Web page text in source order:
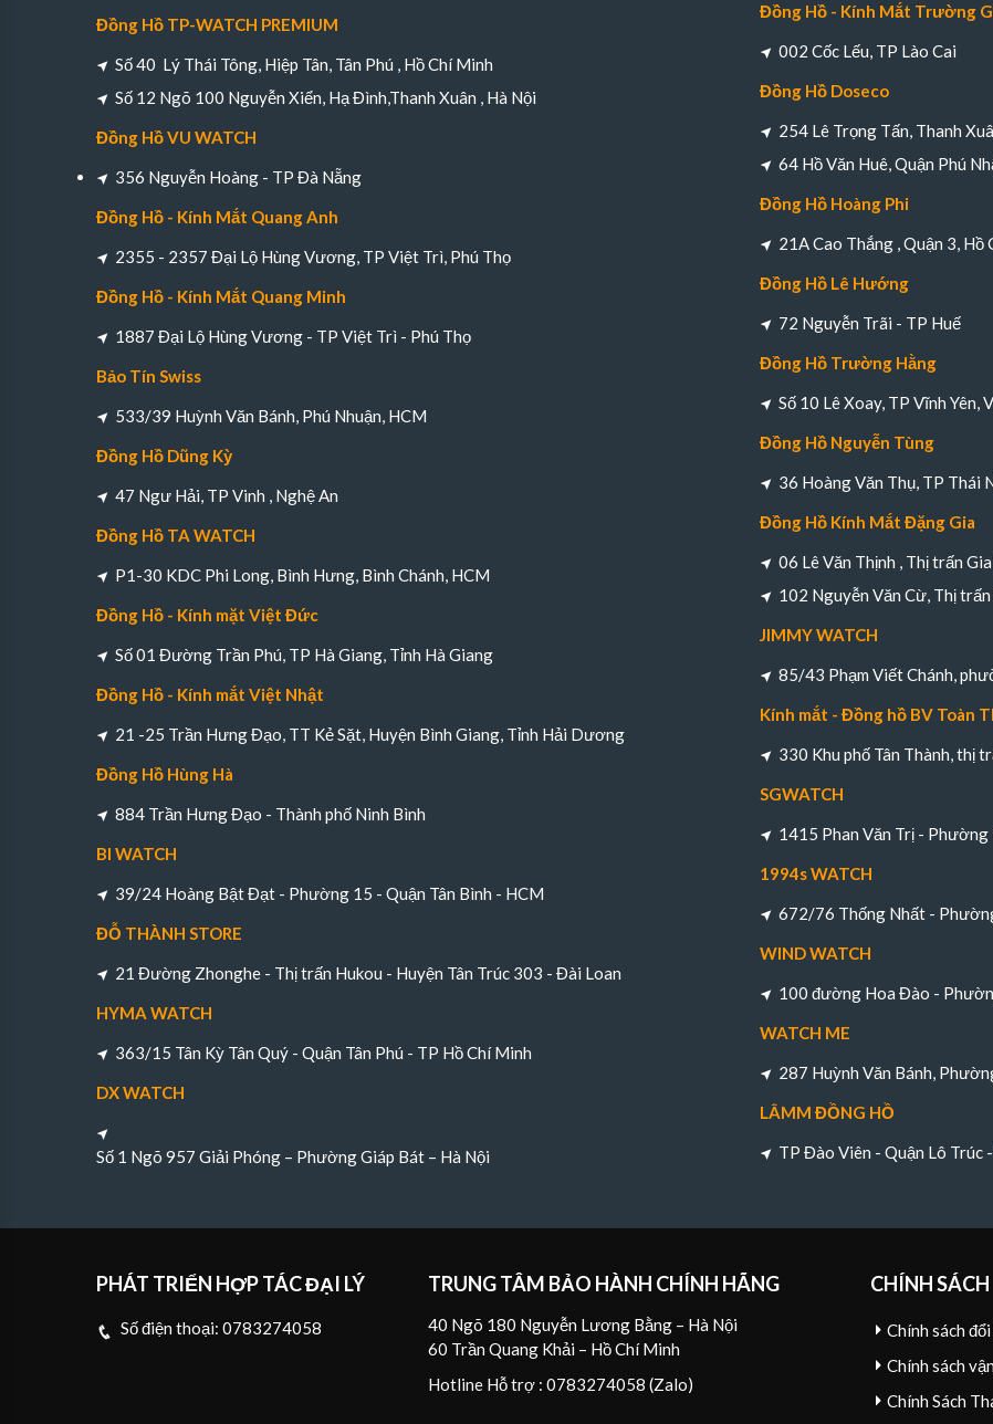
Đồng Hồ TP-WATCH PREMIUM
Số 40 Lý Thái Tông, Hiệp Tân, Tân Phú , Hồ Chí Minh
Số 12 Ngõ 100 Nguyễn Xiển, Hạ Đình,Thanh Xuân , Hà Nội
Đồng Hồ VU WATCH
356 Nguyễn Hoàng - TP Đà Nẵng
Đồng Hồ - Kính Mắt Quang Anh
2355 - 2357 Đại Lộ Hùng Vương, TP Việt Trì, Phú Thọ
Đồng Hồ - Kính Mắt Quang Minh
1887 Đại Lộ Hùng Vương - TP Việt Trì - Phú Thọ
Bảo Tín Swiss
533/39 Huỳnh Văn Bánh, Phú Nhuận, HCM
Đồng Hồ Dũng Kỳ
47 Ngư Hải, TP Vinh , Nghệ An
Đồng Hồ TA WATCH
P1-30 KDC Phi Long, Bình Hưng, Bình Chánh, HCM
Đồng Hồ - Kính mặt Việt Đức
Số 01 Đường Trần Phú, TP Hà Giang, Tỉnh Hà Giang
Đồng Hồ - Kính mắt Việt Nhật
21 -25 Trần Hưng Đạo, TT Kẻ Sặt, Huyện Bình Giang, Tỉnh Hải Dương
Đồng Hồ Hùng Hà
884 Trần Hưng Đạo - Thành phố Ninh Bình
BI WATCH
39/24 Hoàng Bật Đạt - Phường 15 - Quận Tân Bình - HCM
ĐỖ THÀNH STORE
21 Đường Zhonghe - Thị trấn Hukou - Huyện Tân Trúc 303 - Đài Loan
HYMA WATCH
363/15 Tân Kỳ Tân Quý - Quận Tân Phú - TP Hồ Chí Minh
DX WATCH
Số 1 Ngõ 957 Giải Phóng – Phường Giáp Bát – Hà Nội
Đồng Hồ - Kính Mắt Trường
002 Cốc Lếu, TP Lào Cai
Đồng Hồ Doseco
254 Lê Trọng Tấn, Thanh
64 Hồ Văn Huê, Quận Phú
Đồng Hồ Hoàng Phi
21A Cao Thắng , Quận 3, Hồ
Đồng Hồ Lê Hướng
72 Nguyễn Trãi - TP Huế
Đồng Hồ Trường Hằng
Số 10 Lê Xoay, TP Vĩnh Yên,
Đồng Hồ Nguyễn Tùng
36 Hoàng Văn Thụ, TP Thái
Đồng Hồ Kính Mắt Đặng Gia
06 Lê Văn Thịnh , Thị trấn
102 Nguyễn Văn Cừ, Thị
JIMMY WATCH
85/43 Phạm Viết Chánh,
Kính mắt - Đồng hồ BV Toàn
330 Khu phố Tân Thành, thị
SGWATCH
1415 Phan Văn Trị - Phường
1994s WATCH
672/76 Thống Nhất -
WIND WATCH
100 đường Hoa Đào -
WATCH ME
287 Huỳnh Văn Bánh,
LÂMM ĐỒNG HỒ
TP Đào Viên - Quận Lô Trúc
PHÁT TRIỂN HỢP TÁC ĐẠI LÝ
Số điện thoại: 0783274058
TRUNG TÂM BẢO HÀNH CHÍNH HÃNG
40 Ngõ 180 Nguyễn Lương Bằng – Hà Nội
60 Trần Quang Khải – Hồ Chí Minh
Hotline Hỗ trợ : 0783274058 (Zalo)
CHÍNH SÁCH
Chính sách
Chính sách
Chính Sách